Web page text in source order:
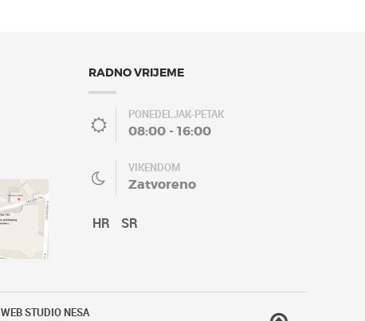
RADNO VRIJEME
PONEDELJAK-PETAK
08:00 - 16:00
VIKENDOM
Zatvoreno
HR SR
WEB STUDIO NESA